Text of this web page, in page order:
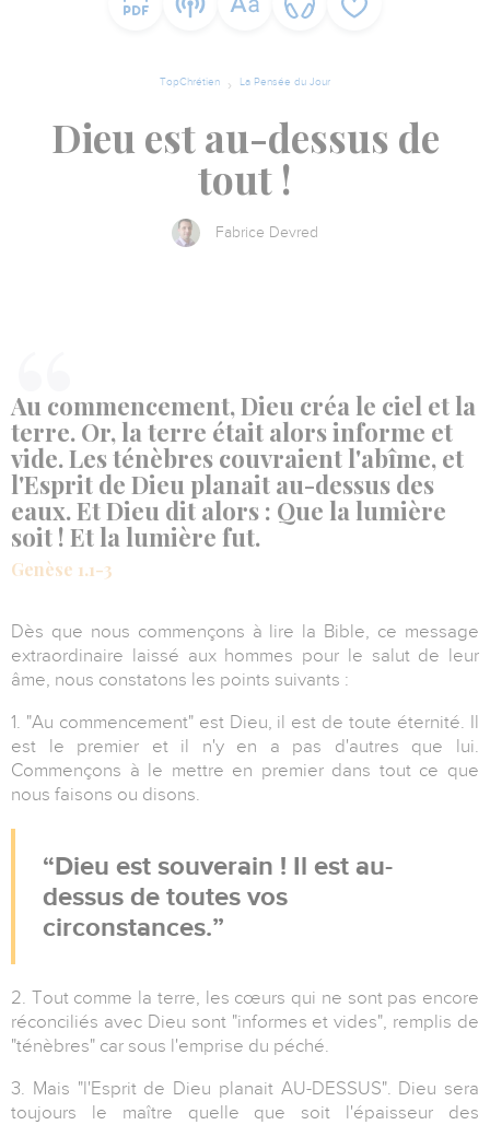
TopChrétien La Pensée du Jour
Dieu est au-dessus de
tout !
Fabrice Devred
Au commencement, Dieu créa le ciel et la
terre. Or, la terre était alors informe et
vide. Les ténèbres couvraient l'abîme, et
l'Esprit de Dieu planait au-dessus des
eaux. Et Dieu dit alors : Que la lumière
soit ! Et la lumière fut.
Genèse 1.1-3
Dès que nous commençons à lire la Bible, ce message
extraordinaire laissé aux hommes pour le salut de leur
âme, nous constatons les points suivants :
1. "Au commencement" est Dieu, il est de toute éternité. Il
est le premier et il n'y en a pas d'autres que lui.
Commençons à le mettre en premier dans tout ce que
nous faisons ou disons.
Dieu est souverain ! Il est au-
dessus de toutes vos
circonstances.
2. Tout comme la terre, les cœurs qui ne sont pas encore
réconciliés avec Dieu sont "informes et vides", remplis de
"ténèbres" car sous l'emprise du péché.
3. Mais "l'Esprit de Dieu planait AU-DESSUS". Dieu sera
toujours le maître quelle que soit l'épaisseur des